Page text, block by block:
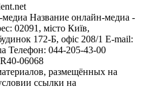
Название онлайн-медиа -
02091, місто Київ,
172-Б, офіс 208/1 E-mail:
Телефон: 044-205-43-00
06068
размещённых на
ссылки на